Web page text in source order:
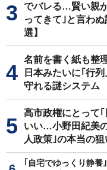
でバレる…賢い親
ってきて｣と言わ
選】
名前を書く紙も整
日本みたいに｢行
守れる謎システム
高市政権にとって
いい…小野田紀美
人政策｣の本当の狙
｢自宅でゆっくり静